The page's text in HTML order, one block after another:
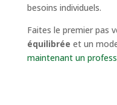
besoins individuels.
Faites le premier pas
équilibrée et un
maintenant un